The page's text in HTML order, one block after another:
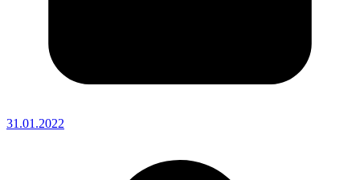
31.01.2022